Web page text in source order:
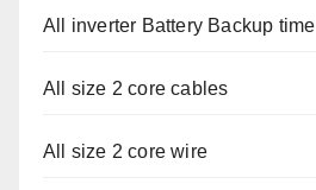
All inverter Battery Backup time
All size 2 core cables
All size 2 core wire